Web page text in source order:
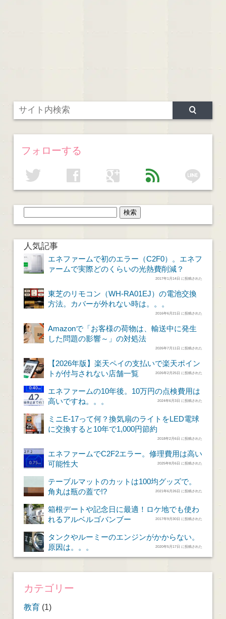
フォローする
twitter facebook google feed line
人気記事
エネファームで初のエラー（C2F0）。エネフ
ァームで実際どのくらいの光熱費削減？
2017年1月14日 に投稿された
東芝のリモコン（WH-RA01EJ）の電池交換
方法。カバーが外れない時は。。。
2016年6月21日 に投稿された
Amazonで「お客様の荷物は、輸送中に発生
した問題の影響～」の対処法
2026年7月11日 に投稿された
【2026年版】楽天ペイの支払いで楽天ポイン
トが付与されない店舗一覧
2026年2月25日 に投稿された
エネファームの10年後。10万円の点検費用は
高いですね。。。
2024年6月3日 に投稿された
ミニE-17って何？換気扇のライトをLED電球
に交換すると10年で1,000円節約
2018年2月6日 に投稿された
エネファームでC2F2エラー。修理費用は高い
可能性大
2025年8月6日 に投稿された
テーブルマットのカットは100均グッズで。
角丸は瓶の蓋で!?
2021年6月26日 に投稿された
箱根デートや記念日に最適！ロケ地でも使わ
れるアルベルゴバンブー
2017年9月30日 に投稿された
タンクやルーミーのエンジンがかからない。
原因は。。。
2020年5月17日 に投稿された
カテゴリー
教育(1)